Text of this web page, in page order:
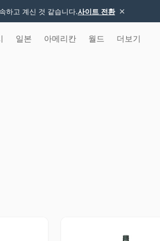
하고 계신 것 같습니다.사이트 전환 ×
일본 아메리칸 월드 더보기